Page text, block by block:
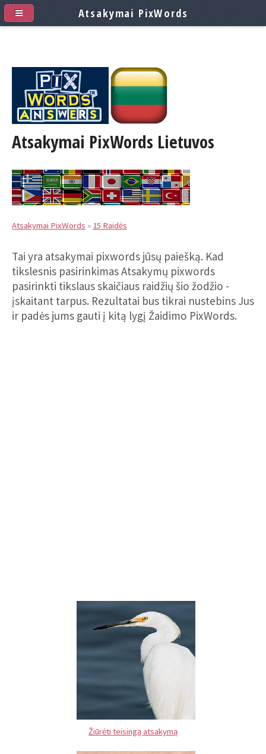
Atsakymai PixWords Lietuvos
Atsakymai PixWords » 15 Raidės
Tai yra atsakymai pixwords jūsų paiešką. Kad
tikslesnis pasirinkimas Atsakymų pixwords
pasirinkti tikslaus skaičiaus raidžių šio žodžio -
įskaitant tarpus. Rezultatai bus tikrai nustebins Jus
ir padės jums gauti į kitą lygį Žaidimo PixWords.
Žiūrėti teisingą atsakymą
Atsakymai PixWords